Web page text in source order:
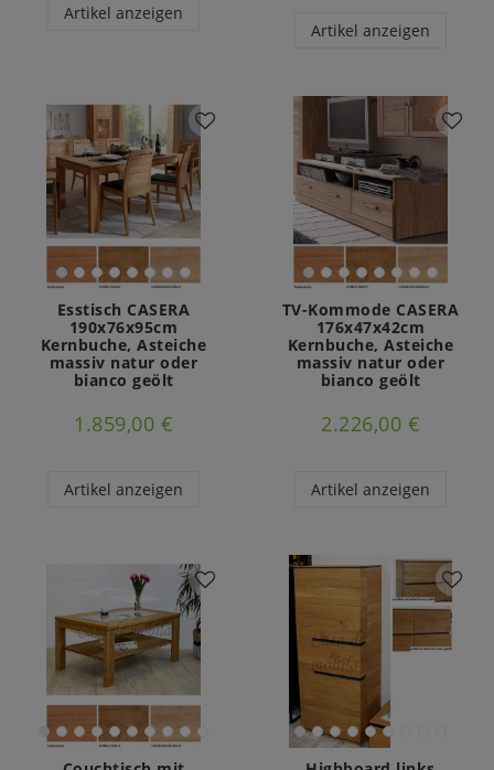
Artikel anzeigen
Artikel anzeigen
Esstisch CASERA
190x76x95cm
Kernbuche, Asteiche
massiv natur oder
bianco geölt
1.859,00 €
Artikel anzeigen
TV-Kommode CASERA
176x47x42cm
Kernbuche, Asteiche
massiv natur oder
bianco geölt
2.226,00 €
Artikel anzeigen